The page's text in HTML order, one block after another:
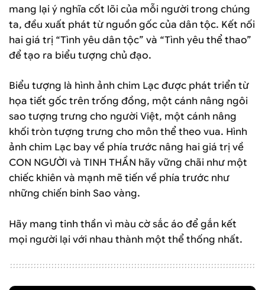
mang lại ý nghĩa cốt lõi của mỗi người trong chúng
ta, đều xuất phát từ nguồn gốc của dân tộc. Kết nối
hai giá trị “Tình yêu dân tộc” và “Tình yêu thể thao”
để tạo ra biểu tượng chủ đạo.
Biểu tượng là hình ảnh chim Lạc được phát triển từ
họa tiết gốc trên trống đồng, một cánh nâng ngôi
sao tượng trưng cho người Việt, một cánh nâng
khối tròn tượng trưng cho môn thể theo vua. Hình
ảnh chim Lạc bay về phía trước nâng hai giá trị về
CON NGƯỜI và TINH THẦN hãy vững chãi như một
chiếc khiên và mạnh mẽ tiến về phía trước như
những chiến binh Sao vàng.
Hãy mang tinh thần vì màu cờ sắc áo để gắn kết
mọi người lại với nhau thành một thể thống nhất.